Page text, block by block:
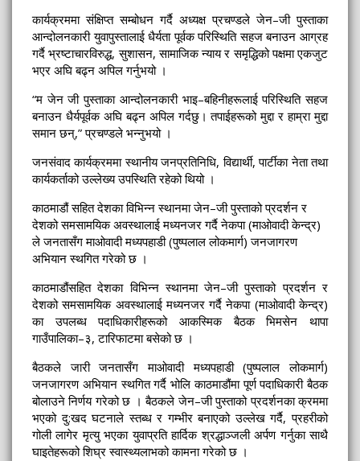
कार्यक्रममा संक्षिप्त सम्बोधन गर्दै अध्यक्ष प्रचण्डले जेन–जी पुस्ताका
आन्दोलनकारी युवापुस्तालाई धैर्यता पूर्वक परिस्थिति सहज बनाउन आग्रह
गर्दै भ्रष्टाचारविरुद्ध, सुशासन, सामाजिक न्याय र समृद्धिको पक्षमा एकजुट
भएर अघि बढ्न अपिल गर्नुभयो ।
“म जेन जी पुस्ताका आन्दोलनकारी भाइ–बहिनीहरूलाई परिस्थिति सहज
बनाउन धैर्यपूर्वक अघि बढ्न अपिल गर्दछु। तपाईहरूको मुद्दा र हाम्रा मुद्दा
समान छन्,” प्रचण्डले भन्नुभयो ।
जनसंवाद कार्यक्रममा स्थानीय जनप्रतिनिधि, विद्यार्थी, पार्टीका नेता तथा
कार्यकर्ताको उल्लेख्य उपस्थिति रहेको थियो ।
काठमाडौं सहित देशका विभिन्न स्थानमा जेन–जी पुस्ताको प्रदर्शन र
देशको समसामयिक अवस्थालाई मध्यनजर गर्दै नेकपा (माओवादी केन्द्र)
ले जनतासँग माओवादी मध्यपहाडी (पुष्पलाल लोकमार्ग) जनजागरण
अभियान स्थगित गरेको छ ।
काठमाडौंसहित देशका विभिन्न स्थानमा जेन–जी पुस्ताको प्रदर्शन र
देशको समसामयिक अवस्थालाई मध्यनजर गर्दै नेकपा (माओवादी केन्द्र)
का उपलब्ध पदाधिकारीहरूको आकस्मिक बैठक भिमसेन थापा
गाउँपालिका–३, टारिफाटमा बसेको छ ।
बैठकले जारी जनतासँग माओवादी मध्यपहाडी (पुष्पलाल लोकमार्ग)
जनजागरण अभियान स्थगित गर्दै भोलि काठमाडौंमा पूर्ण पदाधिकारी बैठक
बोलाउने निर्णय गरेको छ । बैठकले जेन–जी पुस्ताको प्रदर्शनका क्रममा
भएको दु:खद घटनाले स्तब्ध र गम्भीर बनाएको उल्लेख गर्दै, प्रहरीको
गोली लागेर मृत्यु भएका युवाप्रति हार्दिक श्रद्धाञ्जली अर्पण गर्नुका साथै
घाइतेहरूको शिघ्र स्वास्थ्यलाभको कामना गरेको छ ।